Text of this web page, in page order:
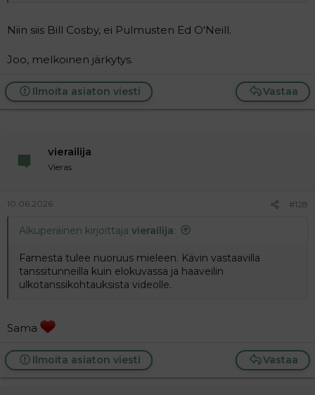
Niin siis Bill Cosby, ei Pulmusten Ed O'Neill.
Joo, melkoinen järkytys.
Vastaa
Ilmoita asiaton viesti
vierailija
Vieras
10.06.2026 #128
Alkuperäinen kirjoittaja vierailija:
Famesta tulee nuoruus mieleen. Kävin vastaavilla
tanssitunneilla kuin elokuvassa ja haaveilin
ulkotanssikohtauksista videolle.
Sama
Vastaa
Ilmoita asiaton viesti